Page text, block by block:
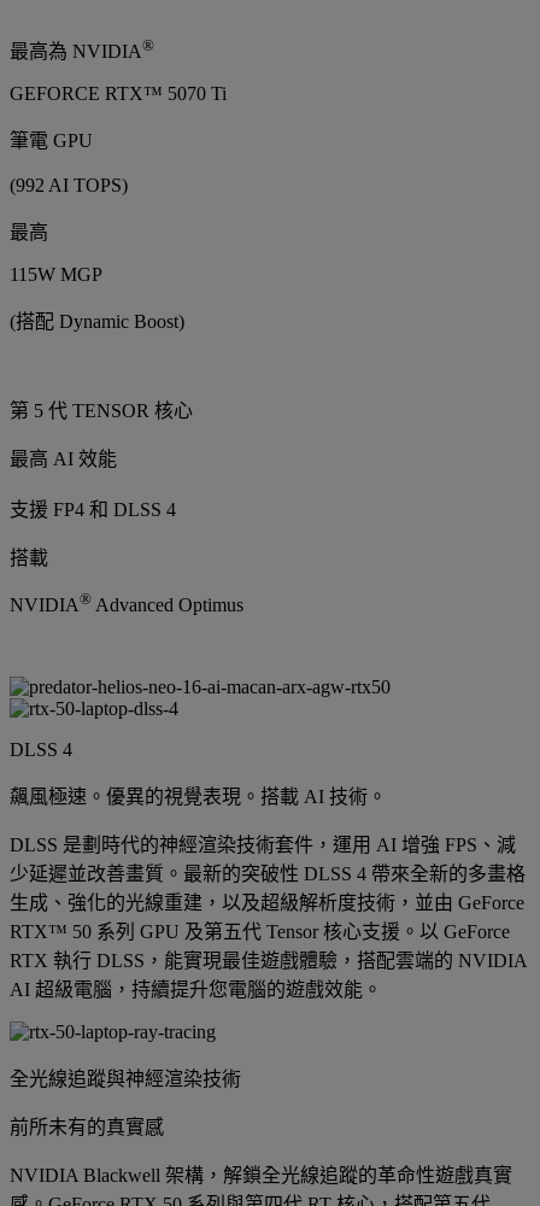
最高為 NVIDIA®
GEFORCE RTX™ 5070 Ti
筆電 GPU
(992 AI TOPS)
最高
115W MGP
(搭配 Dynamic Boost)
第 5 代 TENSOR 核心
最高 AI 效能
支援 FP4 和 DLSS 4
搭載
NVIDIA® Advanced Optimus
DLSS 4
飆風極速。優異的視覺表現。搭載 AI 技術。
DLSS 是劃時代的神經渲染技術套件，運用 AI 增強 FPS、減
少延遲並改善畫質。最新的突破性 DLSS 4 帶來全新的多畫格
生成、強化的光線重建，以及超級解析度技術，並由 GeForce
RTX™ 50 系列 GPU 及第五代 Tensor 核心支援。以 GeForce
RTX 執行 DLSS，能實現最佳遊戲體驗，搭配雲端的 NVIDIA
AI 超級電腦，持續提升您電腦的遊戲效能。
全光線追蹤與神經渲染技術
前所未有的真實感
NVIDIA Blackwell 架構，解鎖全光線追蹤的革命性遊戲真實